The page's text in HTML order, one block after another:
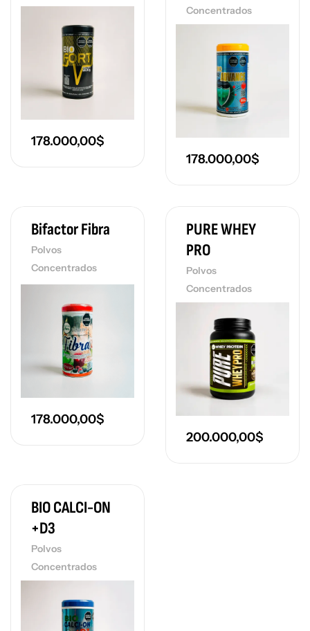
178.000,00$
Concentrados
178.000,00$
Bifactor Fibra
Polvos
Concentrados
178.000,00$
PURE WHEY
PRO
Polvos
Concentrados
200.000,00$
BIO CALCI-ON
+D3
Polvos
Concentrados